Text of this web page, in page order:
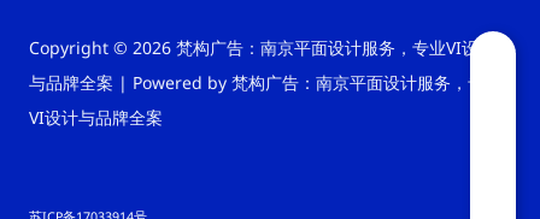
Copyright © 2026 梵构广告：南京平面设计服务，专业VI设计
与品牌全案 | Powered by 梵构广告：南京平面设计服务，专业
VI设计与品牌全案